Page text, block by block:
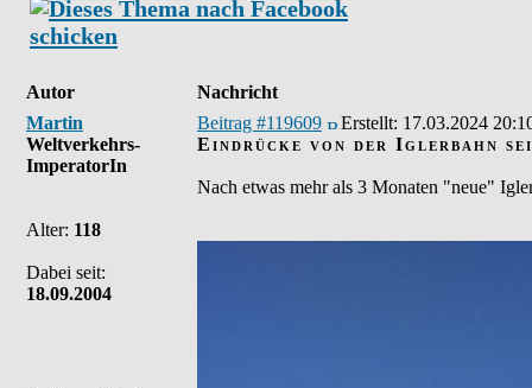
Autor
Nachricht
Martin
Weltverkehrs-
ImperatorIn
Alter: 118
Dabei seit:
18.09.2004
Beitrag #119609 Erstellt: 17.03.2024
Eindrücke von der Iglerbahn
Nach etwas mehr als 3 Monaten "neue"